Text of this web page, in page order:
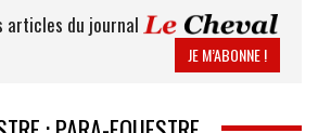
articles du journal
JE M’ABONNE !